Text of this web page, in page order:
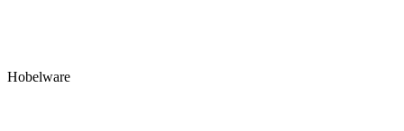
Hobelware